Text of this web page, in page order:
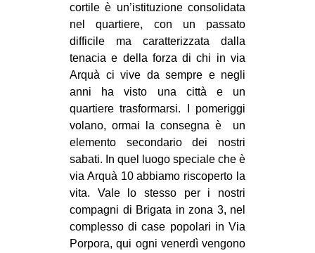
cortile è un’istituzione consolidata
nel quartiere, con un passato
difficile ma caratterizzata dalla
tenacia e della forza di chi in via
Arquà ci vive da sempre e negli
anni ha visto una città e un
quartiere trasformarsi. I pomeriggi
volano, ormai la consegna è un
elemento secondario dei nostri
sabati. In quel luogo speciale che è
via Arquà 10 abbiamo riscoperto la
vita. Vale lo stesso per i nostri
compagni di Brigata in zona 3, nel
complesso di case popolari in Via
Porpora, qui ogni venerdì vengono